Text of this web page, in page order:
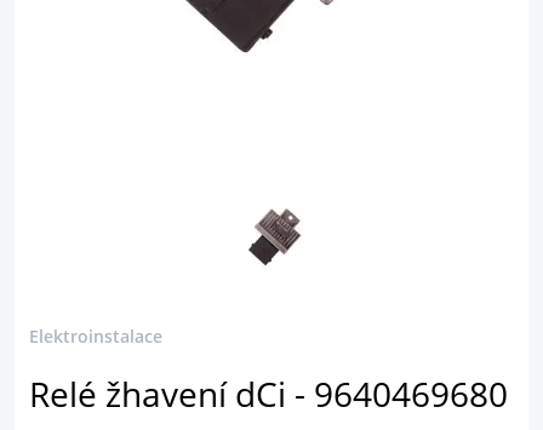
Elektroinstalace
Relé žhavení dCi - 9640469680